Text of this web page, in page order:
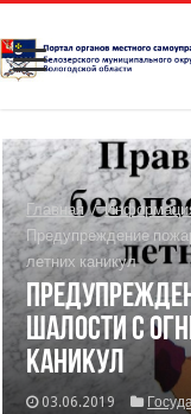
Главная /
Предупреждение
летних каникул
шалости с
каникул
03.06.2019